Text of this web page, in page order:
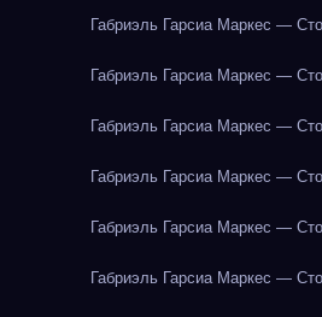
Габриэль Гарсиа Маркес —
Габриэль Гарсиа Маркес —
Габриэль Гарсиа Маркес —
Габриэль Гарсиа Маркес —
Габриэль Гарсиа Маркес —
Габриэль Гарсиа Маркес —